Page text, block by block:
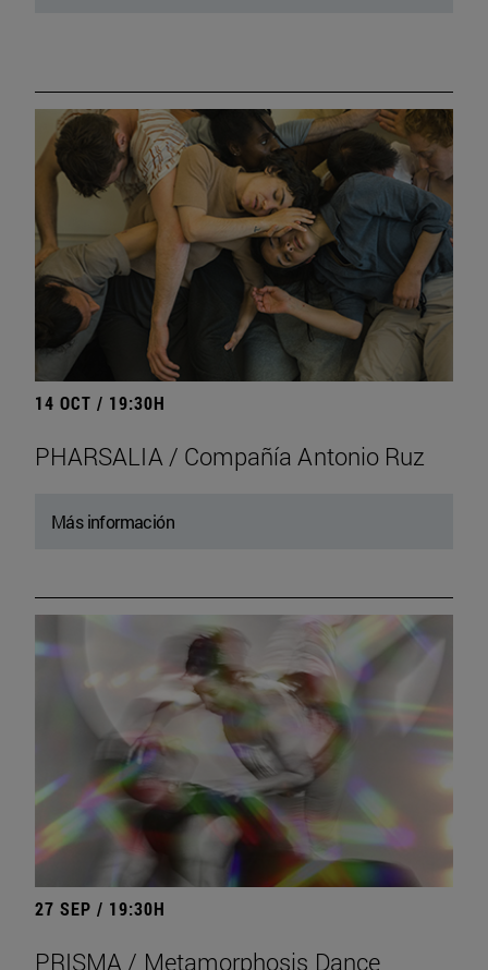
14 OCT / 19:30H
PHARSALIA / Compañía Antonio Ruz
Más información
27 SEP / 19:30H
PRISMA / Metamorphosis Dance